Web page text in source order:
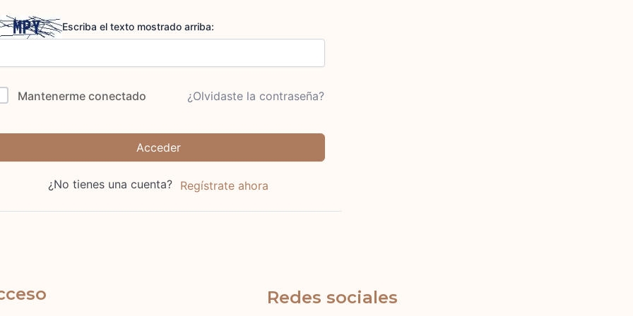
Escriba el texto mostrado arriba:
Mantenerme conectado ¿Olvidaste la contraseña?
Acceder
¿No tienes una cuenta? Regístrate ahora
Redes sociales